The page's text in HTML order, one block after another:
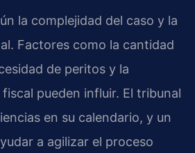
la complejidad del caso y la
Factores como la cantidad
de peritos y la
pueden influir. El tribunal
en su calendario, y un
a agilizar el proceso